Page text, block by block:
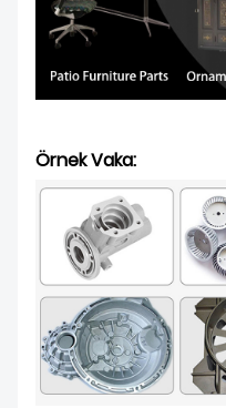
Örnek Vaka: